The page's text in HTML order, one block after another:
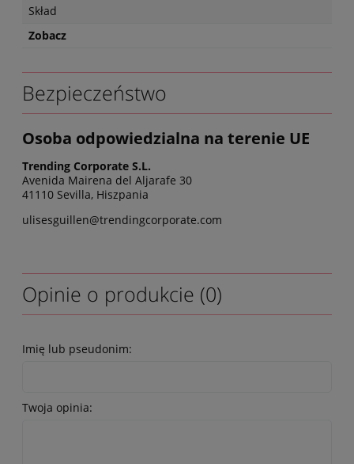
Skład
Zobacz
Bezpieczeństwo
Osoba odpowiedzialna na terenie UE
Trending Corporate S.L.
Avenida Mairena del Aljarafe 30
41110 Sevilla, Hiszpania
ulisesguillen@trendingcorporate.com
Opinie o produkcie (0)
Imię lub pseudonim:
Twoja opinia: